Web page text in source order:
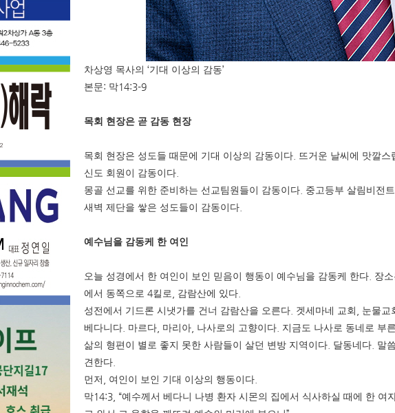
차상영 목사의 ‘기대 이상의 감동’
본문: 막14:3-9
목회 현장은 곧 감동 현장
목회 현장은 성도들 때문에 기대 이상의 감동이다 뜨거운 날씨에 맛깔스
신도 회원이 감동이다
몽골 선교를 위한 준비하는 선교팀원들이 감동이다 중고등부 살림비전
새벽 제단을 쌓은 성도들이 감동이다
예수님을 감동케 한 여인
오늘 성경에서 한 여인이 보인 믿음이 행동이 예수님을 감동케 한다 장
에서 동쪽으로 4킬로 감람산에 있다
성전에서 기드론 시냇가를 건너 감람산을 오른다 겟세마네 교회 눈물교
베다니다 마르다 마리아 나사로의 고향이다 지금도 나사로 동네로 부
삶의 형편이 별로 좋지 못한 사람들이 살던 변방 지역이다 달동네다 말
견한다
먼저 여인이 보인 기대 이상의 행동이다
막14:3, “예수께서 베다니 나병 환자 시몬의 집에서 식사하실 때에 한 여